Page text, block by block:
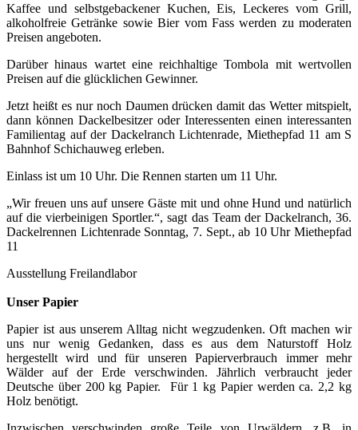
Kaffee und selbstgebackener Kuchen, Eis, Leckeres vom Grill,
alkoholfreie Getränke sowie Bier vom Fass werden zu moderaten
Preisen angeboten.
Darüber hinaus wartet eine reichhaltige Tombola mit wertvollen
Preisen auf die glücklichen Gewinner.
Jetzt heißt es nur noch Daumen drücken damit das Wetter mitspielt,
dann können Dackelbesitzer oder Interessenten einen interessanten
Familientag auf der Dackelranch Lichtenrade, Miethepfad 11 am S
Bahnhof Schichauweg erleben.
Einlass ist um 10 Uhr. Die Rennen starten um 11 Uhr.
„Wir freuen uns auf unsere Gäste mit und ohne Hund und natürlich
auf die vierbeinigen Sportler.“, sagt das Team der Dackelranch, 36.
Dackelrennen Lichtenrade Sonntag, 7. Sept., ab 10 Uhr Miethepfad
11
Ausstellung Freilandlabor
Unser Papier
Papier ist aus unserem Alltag nicht wegzudenken. Oft machen wir
uns nur wenig Gedanken, dass es aus dem Naturstoff Holz
hergestellt wird und für unseren Papierverbrauch immer mehr
Wälder auf der Erde verschwinden. Jährlich verbraucht jeder
Deutsche über 200 kg Papier. Für 1 kg Papier werden ca. 2,2 kg
Holz benötigt.